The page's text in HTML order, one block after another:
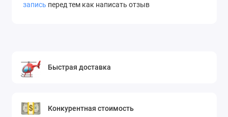
запись перед тем как написать отзыв
Быстрая доставка
Конкурентная стоимость